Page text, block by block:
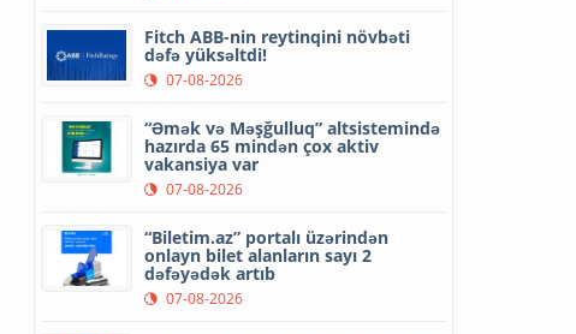
Fitch ABB-nin reytinqini növbəti
dəfə yüksəltdi!
07-08-2026
“Əmək və Məşğulluq” altsistemində
hazırda 65 mindən çox aktiv
vakansiya var
07-08-2026
“Biletim.az” portalı üzərindən
onlayn bilet alanların sayı 2
dəfəyədək artıb
07-08-2026